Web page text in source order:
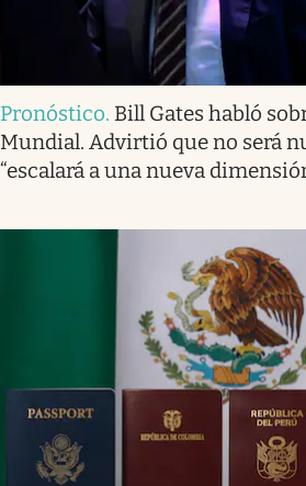
Pronóstico. Bill Gates habló
Mundial. Advirtió que no será
“escalará a una nueva